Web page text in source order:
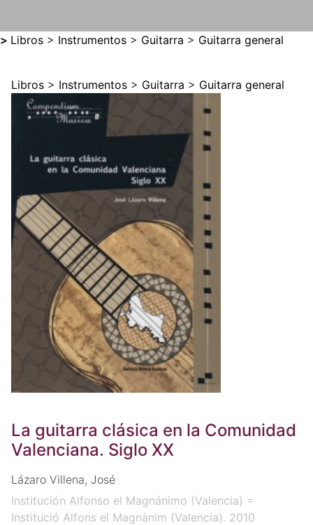
> Libros > Instrumentos > Guitarra > Guitarra general
Libros > Instrumentos > Guitarra > Guitarra general
La guitarra clásica en la Comunidad
Valenciana. Siglo XX
Lázaro Villena, José
Institución Alfonso el Magnánimo (Valencia) =
Institució Alfons el Magnànim (Valencia). 2010